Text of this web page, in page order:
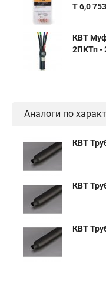
Т 6,0
КВТ
2ПКТп -
Аналоги по
КВТ
КВТ
КВТ